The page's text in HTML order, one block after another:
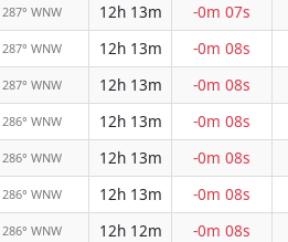
287° WNW 12h 13m -0m 07s
287° WNW 12h 13m -0m 08s
287° WNW 12h 13m -0m 08s
286° WNW 12h 13m -0m 08s
286° WNW 12h 13m -0m 08s
286° WNW 12h 13m -0m 08s
286° WNW 12h 12m -0m 08s